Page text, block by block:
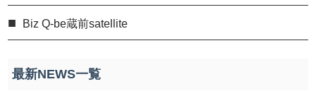
Biz Q-be蔵前satellite
最新NEWS一覧